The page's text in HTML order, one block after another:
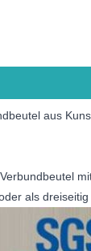
aus
als